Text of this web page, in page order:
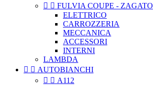
  FULVIA COUPE - ZAGATO
ELETTRICO
CARROZZERIA
MECCANICA
ACCESSORI
INTERNI
LAMBDA
  AUTOBIANCHI
  A112